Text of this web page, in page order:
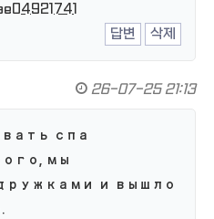
답변
삭제
26-07-25 21:13
спа
мы
и вышло